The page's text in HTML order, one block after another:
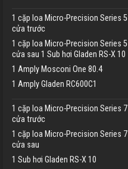
1 cặp loa Micro-Precision Series 5
cửa trước
1 cặp loa Micro-Precision Series 5
cửa sau 1 Sub hơi Gladen RS-X 10
1 Amply Mosconi One 80.4
1 Amply Gladen RC600C1
1 cặp loa Micro-Precision Series 7
cửa trước
1 cặp loa Micro-Precision Series 7
cửa sau
1 Sub hơi Gladen RS-X 10